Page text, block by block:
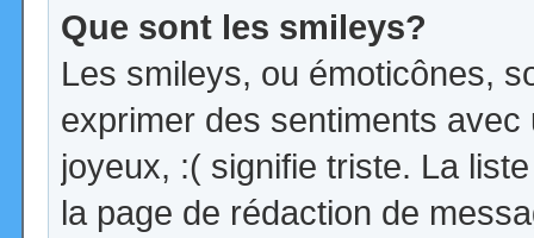
Que sont les smileys?
Les smileys, ou émoticônes,
exprimer des sentiments
joyeux, :( signifie triste. La
la page de rédaction de